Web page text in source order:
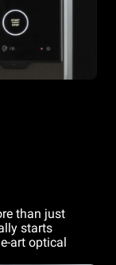
than just
starts
art optical